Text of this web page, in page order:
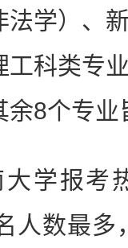
法学）、
工科类专
余8个专
报考
人数最多